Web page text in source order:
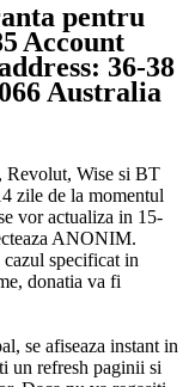
pentru
Account
36-38
Australia
Revolut, Wise si BT
zile de la momentul
vor actualiza in 15-
ANONIM.
specificat in
donatia va fi
se afiseaza instant in
un refresh paginii si